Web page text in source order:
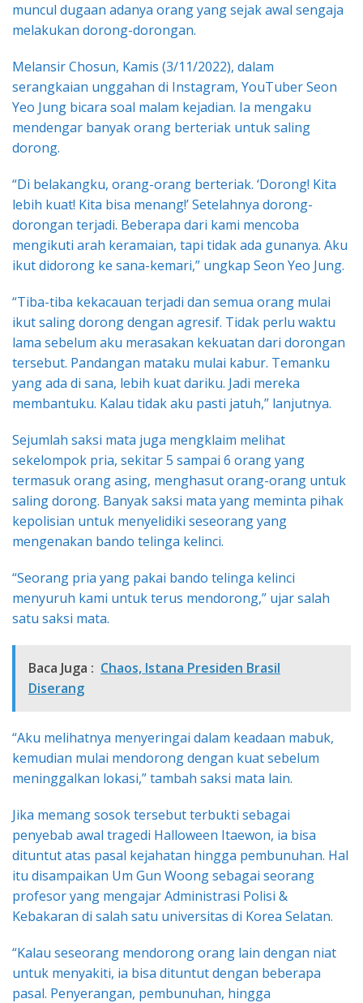
muncul dugaan adanya orang yang sejak awal sengaja
melakukan dorong-dorongan.
Melansir Chosun, Kamis (3/11/2022), dalam
serangkaian unggahan di Instagram, YouTuber Seon
Yeo Jung bicara soal malam kejadian. Ia mengaku
mendengar banyak orang berteriak untuk saling
dorong.
“Di belakangku, orang-orang berteriak. ‘Dorong! Kita
lebih kuat! Kita bisa menang!’ Setelahnya dorong-
dorongan terjadi. Beberapa dari kami mencoba
mengikuti arah keramaian, tapi tidak ada gunanya. Aku
ikut didorong ke sana-kemari,” ungkap Seon Yeo Jung.
“Tiba-tiba kekacauan terjadi dan semua orang mulai
ikut saling dorong dengan agresif. Tidak perlu waktu
lama sebelum aku merasakan kekuatan dari dorongan
tersebut. Pandangan mataku mulai kabur. Temanku
yang ada di sana, lebih kuat dariku. Jadi mereka
membantuku. Kalau tidak aku pasti jatuh,” lanjutnya.
Sejumlah saksi mata juga mengklaim melihat
sekelompok pria, sekitar 5 sampai 6 orang yang
termasuk orang asing, menghasut orang-orang untuk
saling dorong. Banyak saksi mata yang meminta pihak
kepolisian untuk menyelidiki seseorang yang
mengenakan bando telinga kelinci.
“Seorang pria yang pakai bando telinga kelinci
menyuruh kami untuk terus mendorong,” ujar salah
satu saksi mata.
Baca Juga : Chaos, Istana Presiden Brasil
Diserang
“Aku melihatnya menyeringai dalam keadaan mabuk,
kemudian mulai mendorong dengan kuat sebelum
meninggalkan lokasi,” tambah saksi mata lain.
Jika memang sosok tersebut terbukti sebagai
penyebab awal tragedi Halloween Itaewon, ia bisa
dituntut atas pasal kejahatan hingga pembunuhan. Hal
itu disampaikan Um Gun Woong sebagai seorang
profesor yang mengajar Administrasi Polisi &
Kebakaran di salah satu universitas di Korea Selatan.
“Kalau seseorang mendorong orang lain dengan niat
untuk menyakiti, ia bisa dituntut dengan beberapa
pasal. Penyerangan, pembunuhan, hingga